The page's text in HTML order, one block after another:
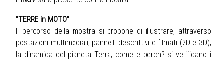
"TERRE in MOTO"
Il percorso della mostra si propone di illustrare, attraverso
postazioni multimediali, pannelli descrittivi e filmati (2D e 3D),
la dinamica del pianeta Terra, come e perch? si verificano i